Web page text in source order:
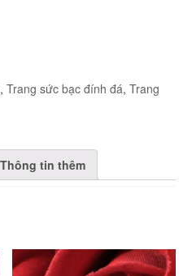
, Trang sức bạc đính đá, Trang
Thông tin thêm